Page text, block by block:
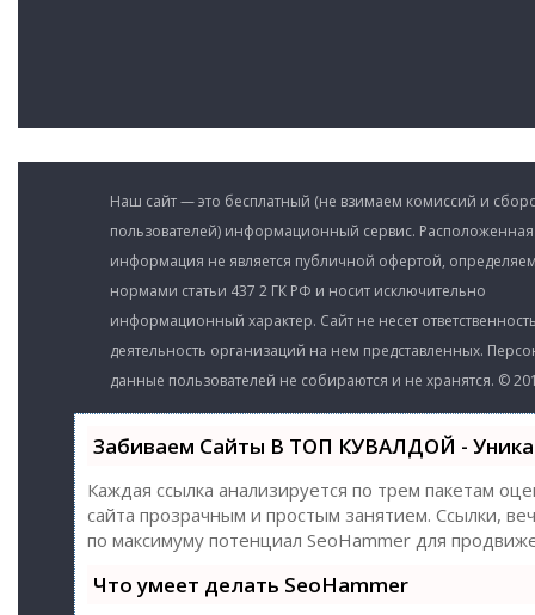
Наш сайт — это бесплатный (не взимаем комиссий и
пользователей) информационный сервис.
информация не является публичной офертой,
нормами статьи 437 2 ГК РФ и носит исключительно
информационный характер. Сайт не несет
деятельность организаций на нем представленных.
данные пользователей не собираются и не хранятся. ©
Забиваем Сайты В ТОП КУВАЛДОЙ -
Каждая ссылка анализируется по трем пакетам
сайта прозрачным и простым занятием. Ссылки,
по максимуму потенциал SeoHammer для
Что умеет делать SeoHammer